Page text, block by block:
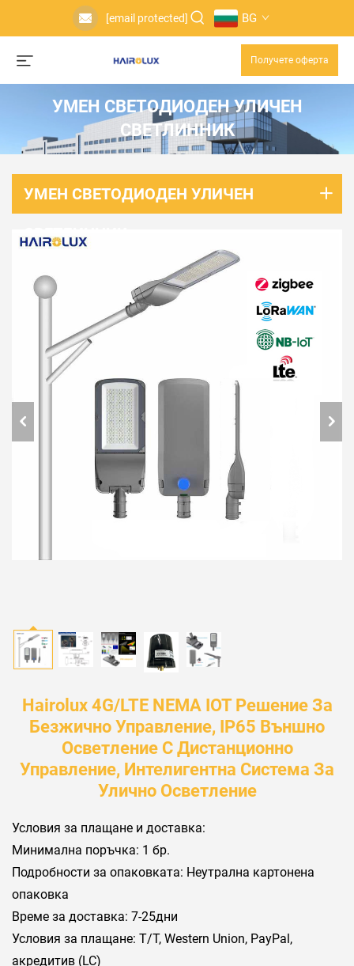
[email protected] BG
Получете оферта
УМЕН СВЕТОДИОДЕН УЛИЧЕН
СВЕТЛИННИК
УМЕН СВЕТОДИОДЕН УЛИЧЕН
СВЕТЛИННИК
Hairolux 4G/LTE NEMA IOT Решение За
Безжично Управление, IP65 Външно
Осветление С Дистанционно
Управление, Интелигентна Система За
Улично Осветление
Условия за плащане и доставка:
Минимална поръчка: 1 бр.
Подробности за опаковката: Неутрална картонена
опаковка
Време за доставка: 7-25дни
Условия за плащане: Т/Т, Western Union, PayPal,
акредитив (LC)